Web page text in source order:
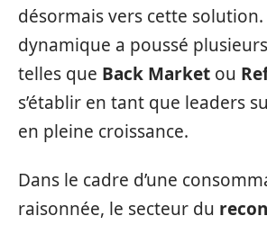
désormais vers cette solution.
dynamique a poussé
telles que Back Market ou
s’établir en tant que leaders
en pleine croissance.
Dans le cadre d’une
raisonnée, le secteur du